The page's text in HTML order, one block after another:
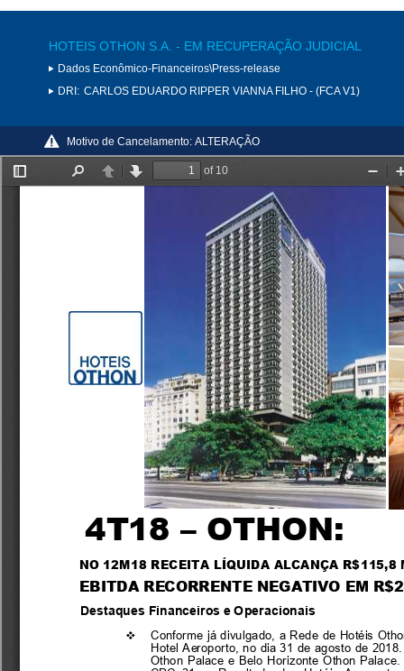
HOTEIS OTHON S.A. - EM RECUPERAÇÃO JUDICIAL
Dados Econômico-Financeiros\Press-release
DRI: CARLOS EDUARDO RIPPER VIANNA FILHO - (FCA V1)
Motivo de Cancelamento: ALTERAÇÃO